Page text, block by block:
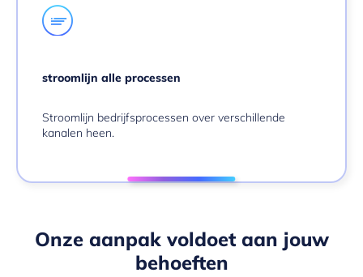
stroomlijn alle processen
Stroomlijn bedrijfsprocessen over verschillende
kanalen heen.
Onze aanpak voldoet aan jouw
behoeften